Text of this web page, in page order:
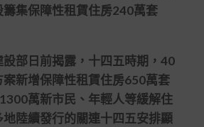
集保障性租賃住房240萬套
部日前揭露，十四五時期，40
新增保障性租賃住房650萬套
萬新市民、年輕人等緩解住
陸續發行的關連十四五安排顯